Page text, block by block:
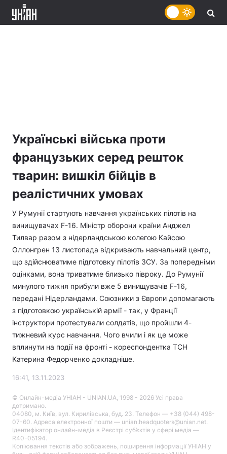
Українські війська проти
французьких серед решток
тварин: вишкіл бійців в
реалістичних умовах
У Румунії стартують навчання українських пілотів на
винищувачах F-16. Міністр оборони країни Анджел
Тилвар разом з нідерландською колегою Кайсою
Оллонгрен 13 листопада відкривають навчальний центр,
що здійснюватиме підготовку пілотів ЗСУ. За попередніми
оцінками, вона триватиме близько півроку. До Румунії
минулого тижня прибули вже 5 винищувачів F-16,
передані Нідерландами. Союзники з Європи допомагають
з підготовкою українській армії - так, у Франції
інструктори протестували солдатів, що пройшли 4-
тижневий курс навчання. Чого вчили і як це може
вплинути на події на фронті - кореспондентка ТСН
Катерина Федорченко докладніше.
16:41, 13.11.2023
© Онлайн-медіа УНІАН - UNIAN.UA, 1998 - 2026 Усі права
дотримано.
04080, м. Київ, вул. Кирилівська, буд. 23. Телефон — +38 (044) 498-
07-60. Адреса електронної пошти — unian.headquoters@unian.net.
Ідентифікатор онлайн-медіа в Реєстрі суб’єктів у сфері медіа —
R40-05194.
Копіювання текстів або зображень, поширення інформації УНІАН у